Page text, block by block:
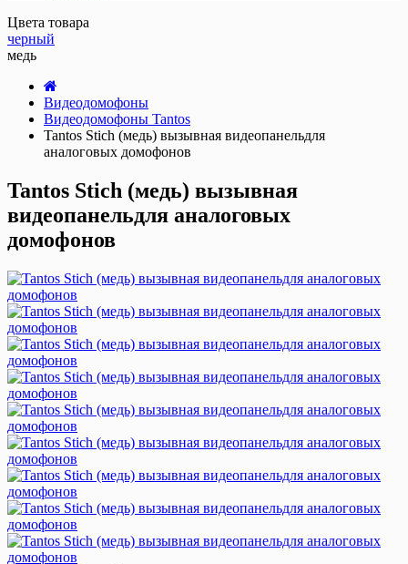
Цвета товара
черный
медь
Видеодомофоны
Видеодомофоны Tantos
Tantos Stich (медь) вызывная видеопанельдля
аналоговых домофонов
Tantos Stich (медь) вызывная
видеопанельдля аналоговых
домофонов